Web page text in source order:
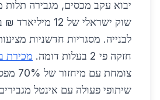
יבוא עקב מכסים, מגבירה תלות
לבנייה. מסגריות חדשניות
חזקה פי 2 בעלות דומה.
מכירת
צומחת
שיתופי פעולה עם אינטל